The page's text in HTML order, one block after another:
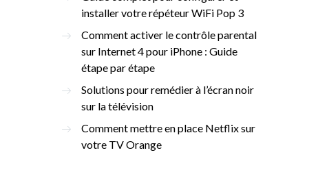
installer votre répéteur WiFi Pop 3
Comment activer le contrôle parental
sur Internet 4 pour iPhone : Guide
étape par étape
Solutions pour remédier à l’écran noir
sur la télévision
Comment mettre en place Netflix sur
votre TV Orange